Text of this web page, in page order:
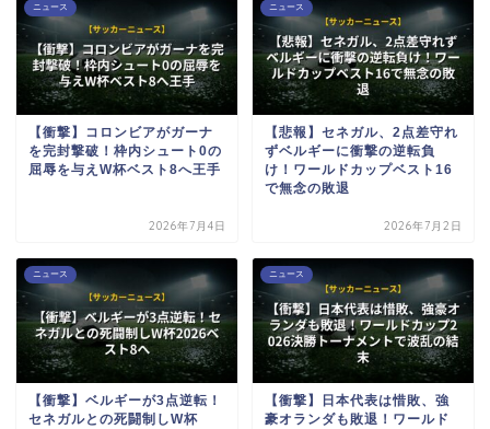
ニュース
【衝撃】コロンビアがガーナ
を完封撃破！枠内シュート0の
屈辱を与えW杯ベスト8へ王手
2026年7月4日
ニュース
【悲報】セネガル、2点差守れ
ずベルギーに衝撃の逆転負
け！ワールドカップベスト16
で無念の敗退
2026年7月2日
ニュース
【衝撃】ベルギーが3点逆転！
セネガルとの死闘制しW杯
ニュース
【衝撃】日本代表は惜敗、強
豪オランダも敗退！ワールド